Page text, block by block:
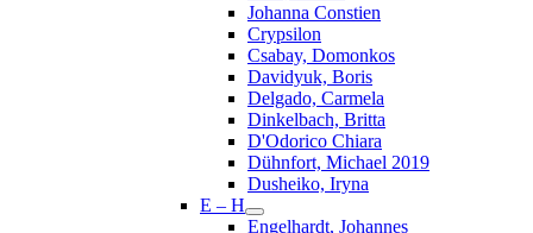
Johanna Constien
Crypsilon
Csabay, Domonkos
Davidyuk, Boris
Delgado, Carmela
Dinkelbach, Britta
D'Odorico Chiara
Dühnfort, Michael 2019
Dusheiko, Iryna
E – H
Engelhardt, Johannes